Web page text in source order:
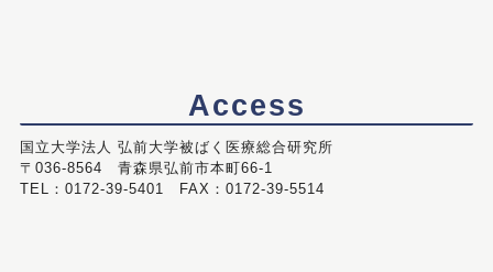
Access
国立大学法人 弘前大学被ばく医療総合研究所
〒036-8564 青森県弘前市本町66-1
TEL：0172-39-5401 FAX：0172-39-5514